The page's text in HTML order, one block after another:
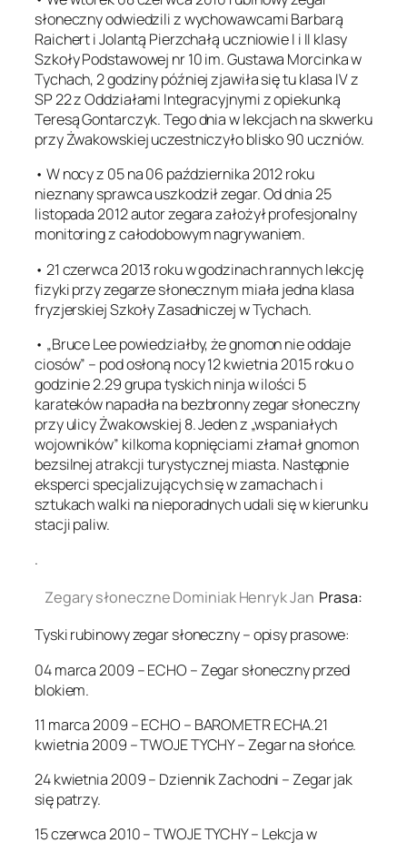
słoneczny odwiedzili z wychowawcami Barbarą
Raichert i Jolantą Pierzchałą uczniowie I i II klasy
Szkoły Podstawowej nr 10 im. Gustawa Morcinka w
Tychach, 2 godziny później zjawiła się tu klasa IV z
SP 22 z Oddziałami Integracyjnymi z opiekunką
Teresą Gontarczyk. Tego dnia w lekcjach na skwerku
przy Żwakowskiej uczestniczyło blisko 90 uczniów.
• W nocy z 05 na 06 października 2012 roku
nieznany sprawca uszkodził zegar. Od dnia 25
listopada 2012 autor zegara założył profesjonalny
monitoring z całodobowym nagrywaniem.
• 21 czerwca 2013 roku w godzinach rannych lekcję
fizyki przy zegarze słonecznym miała jedna klasa
fryzjerskiej Szkoły Zasadniczej w Tychach.
• „Bruce Lee powiedziałby, że gnomon nie oddaje
ciosów” – pod osłoną nocy 12 kwietnia 2015 roku o
godzinie 2.29 grupa tyskich ninja w ilości 5
karateków napadła na bezbronny zegar słoneczny
przy ulicy Żwakowskiej 8. Jeden z „wspaniałych
wojowników” kilkoma kopnięciami złamał gnomon
bezsilnej atrakcji turystycznej miasta. Następnie
eksperci specjalizujących się w zamachach i
sztukach walki na nieporadnych udali się w kierunku
stacji paliw.
.
Zegary słoneczne Dominiak Henryk Jan Prasa:
Tyski rubinowy zegar słoneczny – opisy prasowe:
04 marca 2009 – ECHO – Zegar słoneczny przed
blokiem.
11 marca 2009 – ECHO – BAROMETR ECHA.21
kwietnia 2009 – TWOJE TYCHY – Zegar na słońce.
24 kwietnia 2009 – Dziennik Zachodni – Zegar jak
się patrzy.
15 czerwca 2010 – TWOJE TYCHY – Lekcja w